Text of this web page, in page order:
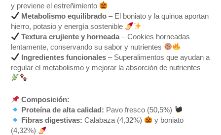
y previene el estreñimiento
Metabolismo equilibrado – El boniato y la quinoa aportan
hierro, potasio y energía sostenible
Textura crujiente y horneada – Cookies horneadas
lentamente, conservando su sabor y nutrientes
Ingredientes funcionales – Superalimentos que ayudan a
regular el metabolismo y mejorar la absorción de nutrientes
Composición:
Proteína de alta calidad: Pavo fresco (50,5%)
Fibras digestivas: Calabaza (4,32%)
y boniato
(4,32%)